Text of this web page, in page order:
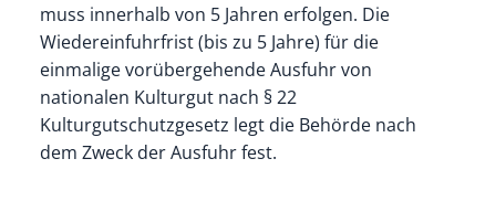
muss innerhalb von 5 Jahren erfolgen. Die
Wiedereinfuhrfrist (bis zu 5 Jahre) für die
einmalige vorübergehende Ausfuhr von
nationalen Kulturgut nach § 22
Kulturgutschutzgesetz legt die Behörde nach
dem Zweck der Ausfuhr fest.